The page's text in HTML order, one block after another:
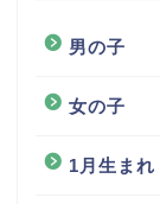
男の子
女の子
1月生まれ